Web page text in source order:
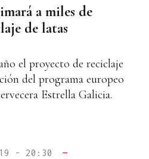
a miles de
de latas
el proyecto de reciclaje
del programa europeo
Estrella Galicia.
- 20:30
—